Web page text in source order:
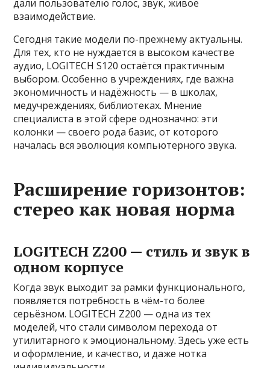
дали пользователю голос, звук, живое
взаимодействие.
Сегодня такие модели по-прежнему актуальны.
Для тех, кто не нуждается в высоком качестве
аудио, LOGITECH S120 остаётся практичным
выбором. Особенно в учреждениях, где важна
экономичность и надёжность — в школах,
медучреждениях, библиотеках. Мнение
специалиста в этой сфере однозначно: эти
колонки — своего рода базис, от которого
началась вся эволюция компьютерного звука.
Расширение горизонтов:
стерео как новая норма
LOGITECH Z200 — стиль и звук в
одном корпусе
Когда звук выходит за рамки функционального,
появляется потребность в чём-то более
серьёзном. LOGITECH Z200 — одна из тех
моделей, что стали символом перехода от
утилитарного к эмоциональному. Здесь уже есть
и оформление, и качество, и даже нотка